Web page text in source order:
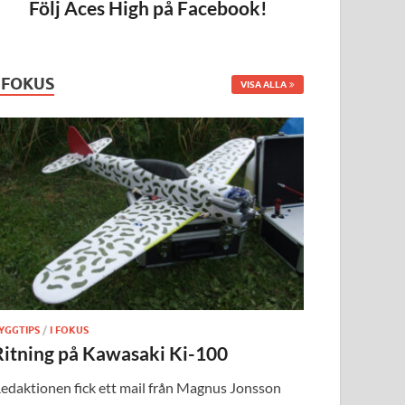
Följ Aces High på Facebook!
VISA ALLA
/I FOKUS
på Kawasaki Ki-100
fick ett mail från Magnus Jonsson